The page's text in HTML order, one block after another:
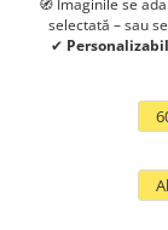
🧭 Imaginile se
selectată – sau
✔